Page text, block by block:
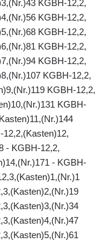
KGBH-12,2,
KGBH-12,2,
KGBH-12,2,
KGBH-12,2,
KGBH-12,2,
KGBH-12,2,
KGBH-12,2,
KGBH-
- KGBH-12,2,
- KGBH-